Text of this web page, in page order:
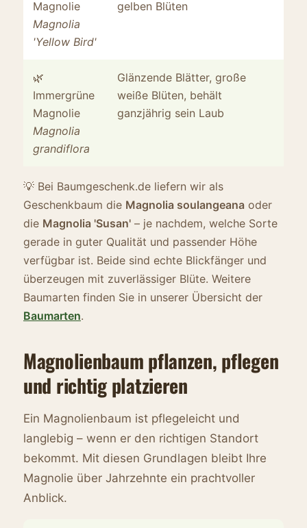
Magnolie
Magnolia
'Yellow Bird'
gelben Blüten
🌿
Immergrüne
Magnolie
Magnolia
grandiflora
Glänzende Blätter, große
weiße Blüten, behält
ganzjährig sein Laub
💡 Bei Baumgeschenk.de liefern wir als
Geschenkbaum die Magnolia soulangeana oder
die Magnolia 'Susan' – je nachdem, welche Sorte
gerade in guter Qualität und passender Höhe
verfügbar ist. Beide sind echte Blickfänger und
überzeugen mit zuverlässiger Blüte. Weitere
Baumarten finden Sie in unserer Übersicht der
Baumarten.
Magnolienbaum pflanzen, pflegen
und richtig platzieren
Ein Magnolienbaum ist pflegeleicht und
langlebig – wenn er den richtigen Standort
bekommt. Mit diesen Grundlagen bleibt Ihre
Magnolie über Jahrzehnte ein prachtvoller
Anblick.